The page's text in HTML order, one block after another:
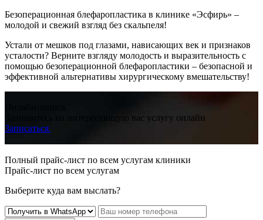
Безоперационная блефаропластика в клинике «Эсфирь» –
молодой и свежий взгляд без скальпеля!
Устали от мешков под глазами, нависающих век и признаков
усталости? Верните взгляду молодость и выразительность с
помощью безоперационной блефаропластики – безопасной и
эффективной альтернативы хирургическому вмешательству!
Запишитесь на интересующую вас услугу онлайн
Записаться
Полный прайс-лист по всем услугам клиники
Прайс-лист по всем услугам
Выберите куда вам выслать?